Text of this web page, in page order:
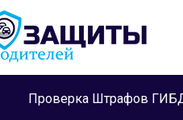
Проверка Штрафов